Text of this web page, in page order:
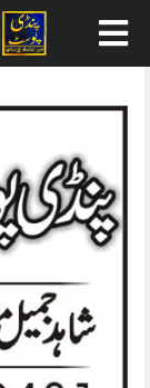
content